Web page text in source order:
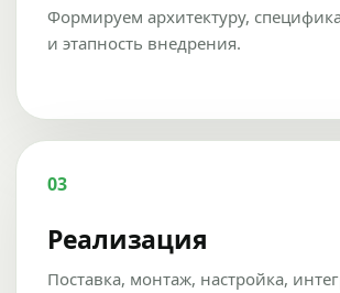
Формируем архитектуру,
и этапность внедрения.
03
Реализация
Поставка, монтаж, настройка,